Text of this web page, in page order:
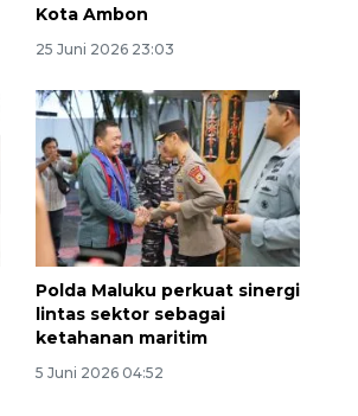
Kota Ambon
25 Juni 2026 23:03
Polda Maluku perkuat sinergi
lintas sektor sebagai
ketahanan maritim
5 Juni 2026 04:52